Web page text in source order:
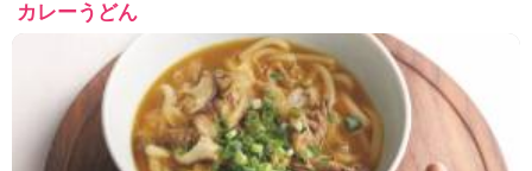
カレーうどん